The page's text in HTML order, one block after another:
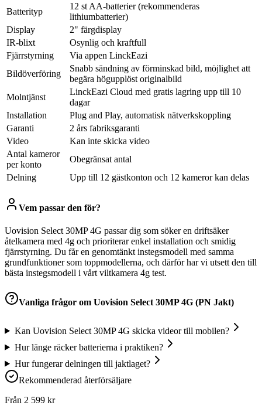
Batterityp
12 st AA-batterier (rekommenderas
lithiumbatterier)
Display
2" färgdisplay
IR-blixt
Osynlig och kraftfull
Fjärrstyrning
Via appen LinckEazi
Bildöverföring
Snabb sändning av förminskad bild, möjlighet att
begära högupplöst originalbild
Molntjänst
LinckEazi Cloud med gratis lagring upp till 10
dagar
Installation
Plug and Play, automatisk nätverkskoppling
Garanti
2 års fabriksgaranti
Video
Kan inte skicka video
Antal kameror
per konto
Obegränsat antal
Delning
Upp till 12 gästkonton och 12 kameror kan delas
Vem passar den för?
Uovision Select 30MP 4G passar dig som söker en driftsäker
åtelkamera med 4g och prioriterar enkel installation och smidig
fjärrstyrning. Du får en genomtänkt instegsmodell med samma
grundfunktioner som toppmodellerna, och därför har vi utsett den till
bästa instegsmodell i vårt viltkamera 4g test.
Vanliga frågor om Uovision Select 30MP 4G (PN Jakt)
Kan Uovision Select 30MP 4G skicka videor till mobilen?
Hur länge räcker batterierna i praktiken?
Hur fungerar delningen till jaktlaget?
Rekommenderad återförsäljare
Från 2 599 kr